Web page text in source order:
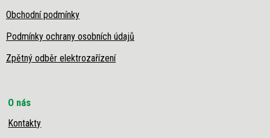
Obchodní podmínky
Podmínky ochrany osobních údajů
Zpětný odběr elektrozařízení
O nás
Kontakty